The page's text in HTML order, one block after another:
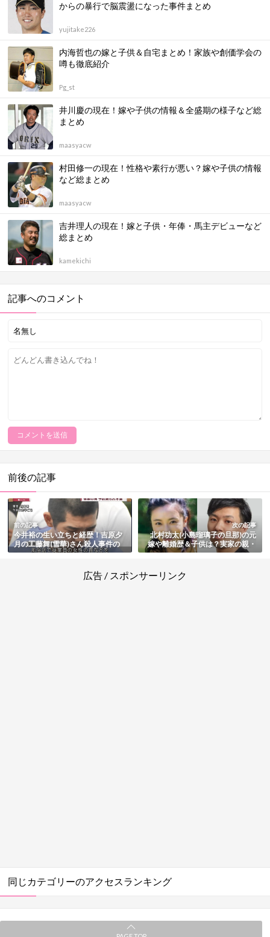
からの暴行で脳震盪になった事件まとめ
yujitake226
内海哲也の嫁と子供＆自宅まとめ！家族や創価学会の
噂も徹底紹介
Pg_st
井川慶の現在！嫁や子供の情報＆全盛期の様子など総
まとめ
maasyacw
村田修一の現在！性格や素行が悪い？嫁や子供の情報
など総まとめ
maasyacw
吉井理人の現在！嫁と子供・年俸・馬主デビューなど
総まとめ
kamekichi
記事へのコメント
前後の記事
前の記事
今井裕の生い立ちと経歴！吉原夕
月の工藤舞(雪華)さん殺人事件の
動機や現在も総まとめ
次の記事
北村功太(小島瑠璃子の旦那)の元
嫁や離婚歴＆子供は？実家の親・
大学など経歴・年収と会社・馴れ
広告 / スポンサーリンク
同じカテゴリーのアクセスランキング